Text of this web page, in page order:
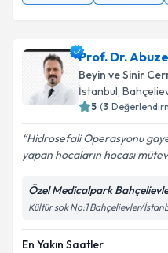
Prof. Dr.
Beyin ve Sinir
İstanbul,
5 (3
Hidrosefali Operasyonu
yapan hocaların hocası
Özel Medicalpark
Kültür sok No:1 Bahçelievler/
En Yakın Saatler